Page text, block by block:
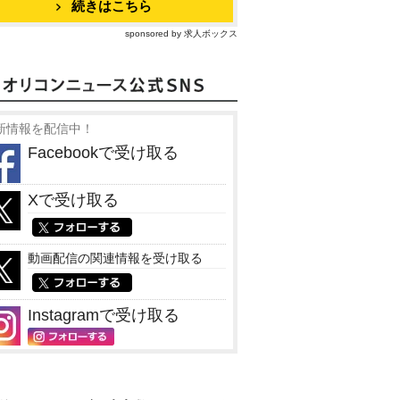
続きはこちら
sponsored by 求人ボックス
情報を配信中！
Facebookで受け取る
Xで受け取る
動画配信の関連情報を受け取る
Instagramで受け取る